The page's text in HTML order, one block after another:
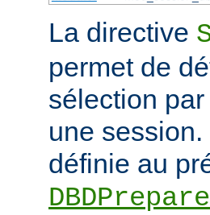
La directive
permet de
sélection
une
définie au